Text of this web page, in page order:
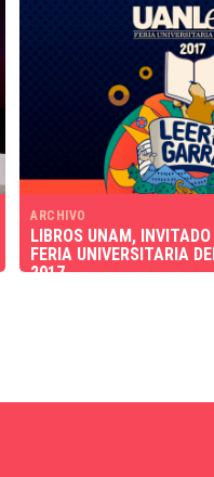
ARCHIVO
LIBROS UNAM,
FERIA UNIVERSITARIA
2017